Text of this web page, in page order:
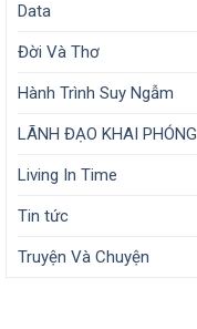
Data
Đời Và Thơ
Hành Trình Suy Ngẫm
LÃNH ĐẠO KHAI PHÓNG
Living In Time
Tin tức
Truyện Và Chuyện